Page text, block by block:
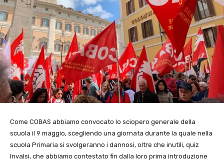
Come COBAS abbiamo convocato lo sciopero generale della
scuola il 9 maggio, scegliendo una giornata durante la quale nella
scuola Primaria si svolgeranno i dannosi, oltre che inutili, quiz
Invalsi, che abbiamo contestato fin dalla loro prima introduzione